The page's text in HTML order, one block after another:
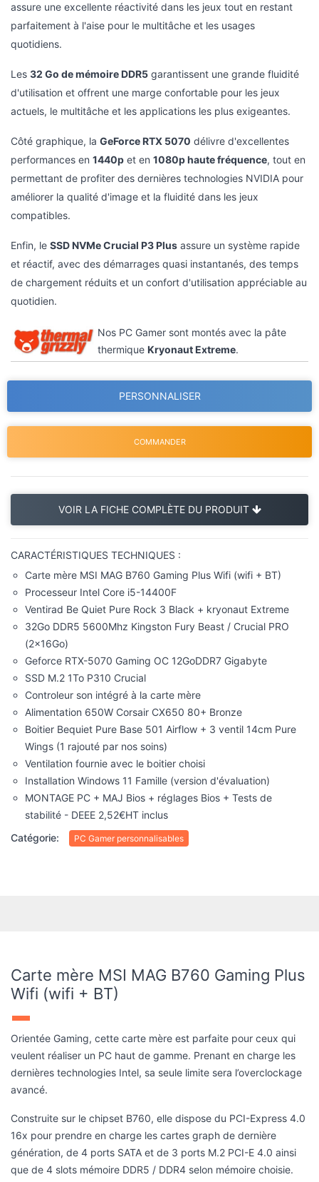
assure une excellente réactivité dans les jeux tout en restant
parfaitement à l'aise pour le multitâche et les usages
quotidiens.
Les 32 Go de mémoire DDR5 garantissent une grande fluidité
d'utilisation et offrent une marge confortable pour les jeux
actuels, le multitâche et les applications les plus exigeantes.
Côté graphique, la GeForce RTX 5070 délivre d'excellentes
performances en 1440p et en 1080p haute fréquence, tout en
permettant de profiter des dernières technologies NVIDIA pour
améliorer la qualité d'image et la fluidité dans les jeux
compatibles.
Enfin, le SSD NVMe Crucial P3 Plus assure un système rapide
et réactif, avec des démarrages quasi instantanés, des temps
de chargement réduits et un confort d'utilisation appréciable au
quotidien.
Nos PC Gamer sont montés avec la pâte
thermique Kryonaut Extreme.
PERSONNALISER
COMMANDER
VOIR LA FICHE COMPLÈTE DU PRODUIT
CARACTÉRISTIQUES TECHNIQUES :
Carte mère MSI MAG B760 Gaming Plus Wifi (wifi + BT)
Processeur Intel Core i5-14400F
Ventirad Be Quiet Pure Rock 3 Black + kryonaut Extreme
32Go DDR5 5600Mhz Kingston Fury Beast / Crucial PRO
(2x16Go)
Geforce RTX-5070 Gaming OC 12GoDDR7 Gigabyte
SSD M.2 1To P310 Crucial
Controleur son intégré à la carte mère
Alimentation 650W Corsair CX650 80+ Bronze
Boitier Bequiet Pure Base 501 Airflow + 3 ventil 14cm Pure
Wings (1 rajouté par nos soins)
Ventilation fournie avec le boitier choisi
Installation Windows 11 Famille (version d'évaluation)
MONTAGE PC + MAJ Bios + réglages Bios + Tests de
stabilité - DEEE 2,52€HT inclus
Catégorie:
PC Gamer personnalisables
Carte mère MSI MAG B760 Gaming Plus
Wifi (wifi + BT)
Orientée Gaming, cette carte mère est parfaite pour ceux qui
veulent réaliser un PC haut de gamme. Prenant en charge les
dernières technologies Intel, sa seule limite sera l’overclockage
avancé.
Construite sur le chipset B760, elle dispose du PCI-Express 4.0
16x pour prendre en charge les cartes graph de dernière
génération, de 4 ports SATA et de 3 ports M.2 PCI-E 4.0 ainsi
que de 4 slots mémoire DDR5 / DDR4 selon mémoire choisie.